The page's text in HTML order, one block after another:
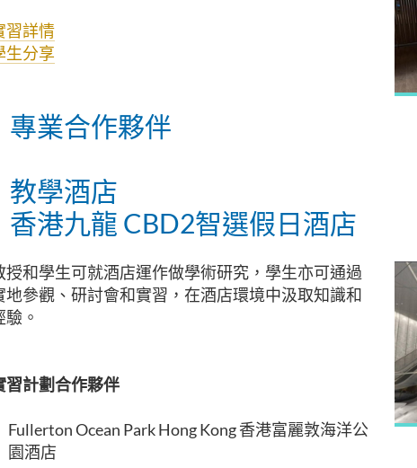
習詳情
生分享
專業合作夥伴
教學酒店
香港九龍 CBD2智選假日酒店
授和學生可就酒店運作做學術研究，學生亦可通過
地參觀、研討會和實習，在酒店環境中汲取知識和
驗。
習計劃合作夥伴
Fullerton Ocean Park Hong Kong香港富麗敦海洋公
園酒店